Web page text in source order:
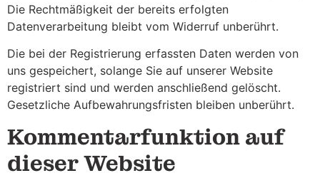
Die Rechtmäßigkeit der bereits erfolgten
Datenverarbeitung bleibt vom Widerruf unberührt.
Die bei der Registrierung erfassten Daten werden von
uns gespeichert, solange Sie auf unserer Website
registriert sind und werden anschließend gelöscht.
Gesetzliche Aufbewahrungsfristen bleiben unberührt.
Kommentarfunktion auf
dieser Website